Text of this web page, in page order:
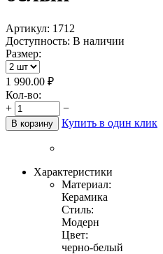
Артикул: 1712
Доступность: В наличии
Размер:
1 990.00 ₽
Кол-во:
+
−
В корзину Купить в один клик
Характеристики
Материал:
Керамика
Стиль:
Модерн
Цвет:
черно-белый